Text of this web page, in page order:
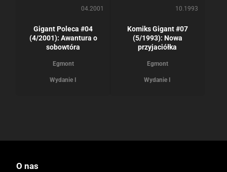
04.2001
Gigant Poleca #04
(4/2001): Awantura o
sobowtóra
Egmont
Wydanie I
10.1993
Komiks Gigant #07
(5/1993): Nowa
przyjaciółka
Egmont
Wydanie I
O nas